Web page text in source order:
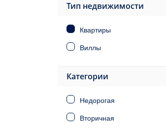
Тип недвижимости
Квартиры
Виллы
Категории
Недорогая
Вторичная